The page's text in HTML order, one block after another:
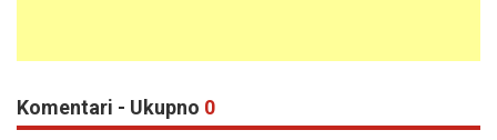
Komentari - Ukupno 0